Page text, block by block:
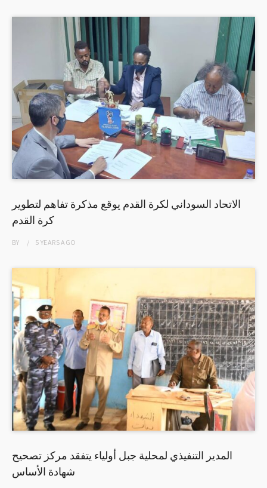
الاتحاد السوداني لكرة القدم يوقع مذكرة تفاهم لتطوير
كرة القدم
BY 5 YEARSAGO
المدير التنفيذي لمحلية جبل أولياء يتفقد مركز تصحيح
شهادة الأساس